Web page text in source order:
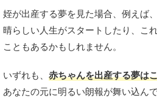
姪が出産する夢を見た場合、例えば
晴らしい人生がスタートしたり、こ
こともあるかもしれません。
いずれも、 赤ちゃんを出産する夢は
あなたの元に明るい朗報が舞い込ん